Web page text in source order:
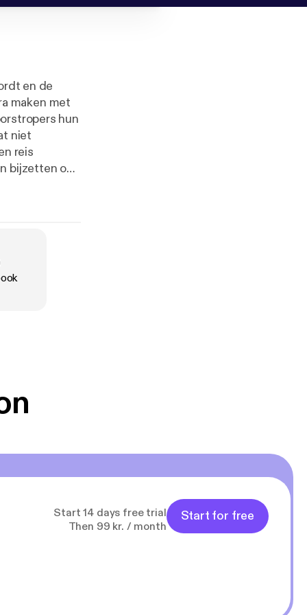
en de
maken met
hun
niet
reis
bijzetten om
Start 14 days free trial
Then 99 kr. / month
Start for free